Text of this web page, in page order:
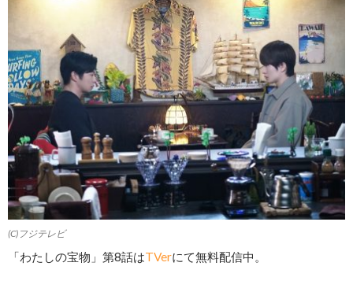
(C)フジテレビ
「わたしの宝物」第8話はTVerにて無料配信中。